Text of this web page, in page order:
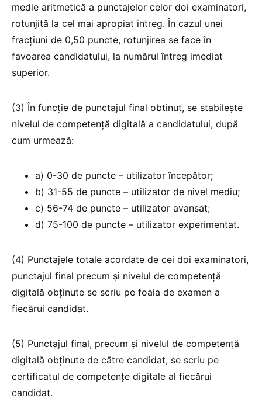
medie aritmetică a punctajelor celor doi examinatori,
rotunjită la cel mai apropiat întreg. În cazul unei
fracțiuni de 0,50 puncte, rotunjirea se face în
favoarea candidatului, la numărul întreg imediat
superior.
(3) În funcție de punctajul final obtinut, se stabileşte
nivelul de competență digitală a candidatului, după
cum urmează:
a) 0-30 de puncte – utilizator începător;
b) 31-55 de puncte – utilizator de nivel mediu;
c) 56-74 de puncte – utilizator avansat;
d) 75-100 de puncte – utilizator experimentat.
(4) Punctajele totale acordate de cei doi examinatori,
punctajul final precum şi nivelul de competenţă
digitală obținute se scriu pe foaia de examen a
fiecărui candidat.
(5) Punctajul final, precum şi nivelul de competență
digitală obţinute de către candidat, se scriu pe
certificatul de competențe digitale al fiecărui
candidat.